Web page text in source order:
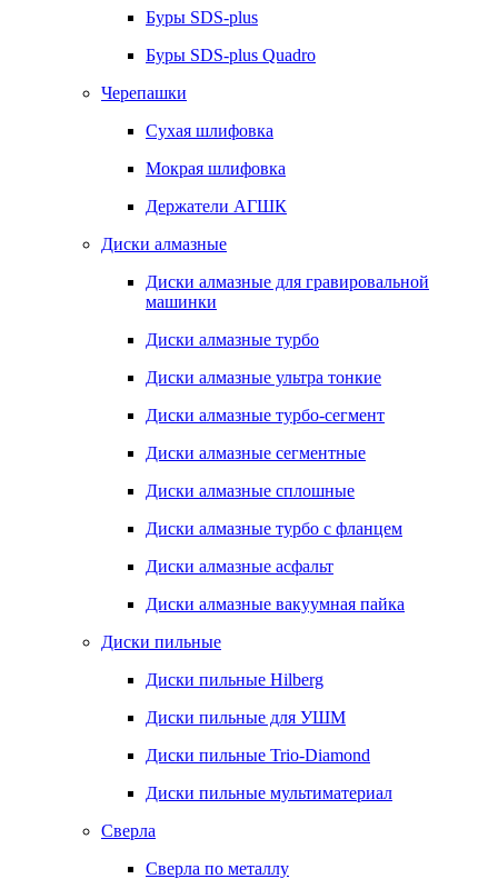
Буры SDS-plus
Буры SDS-plus Quadro
Черепашки
Сухая шлифовка
Мокрая шлифовка
Держатели АГШК
Диски алмазные
Диски алмазные для гравировальной
машинки
Диски алмазные турбо
Диски алмазные ультра тонкие
Диски алмазные турбо-сегмент
Диски алмазные сегментные
Диски алмазные сплошные
Диски алмазные турбо с фланцем
Диски алмазные асфальт
Диски алмазные вакуумная пайка
Диски пильные
Диски пильные Hilberg
Диски пильные для УШМ
Диски пильные Trio-Diamond
Диски пильные мультиматериал
Сверла
Сверла по металлу